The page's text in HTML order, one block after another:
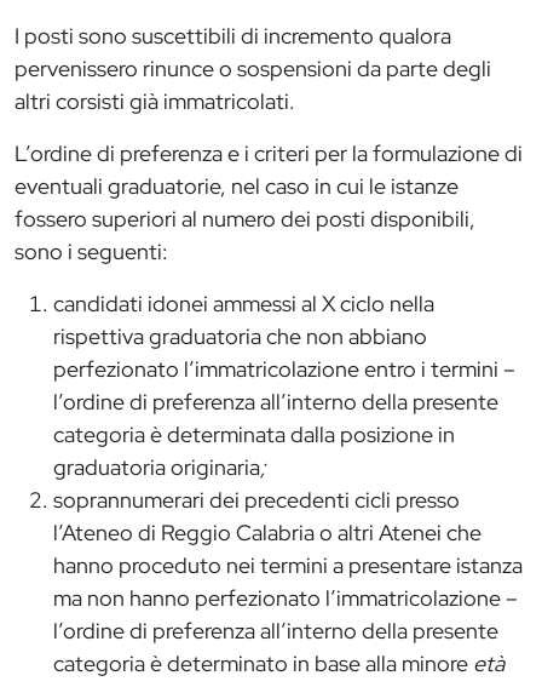
I posti sono suscettibili di incremento qualora
pervenissero rinunce o sospensioni da parte degli
altri corsisti già immatricolati.
L’ordine di preferenza e i criteri per la formulazione di
eventuali graduatorie, nel caso in cui le istanze
fossero superiori al numero dei posti disponibili,
sono i seguenti:
candidati idonei ammessi al X ciclo nella
rispettiva graduatoria che non abbiano
perfezionato l’immatricolazione entro i termini –
l’ordine di preferenza all’interno della presente
categoria è determinata dalla posizione in
graduatoria originaria;
soprannumerari dei precedenti cicli presso
l’Ateneo di Reggio Calabria o altri Atenei che
hanno proceduto nei termini a presentare istanza
ma non hanno perfezionato l’immatricolazione –
l’ordine di preferenza all’interno della presente
categoria è determinato in base alla minore età